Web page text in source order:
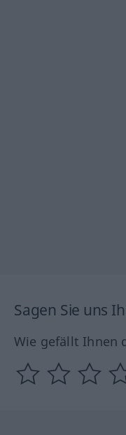
Sagen Sie uns
Wie gefällt Ihnen